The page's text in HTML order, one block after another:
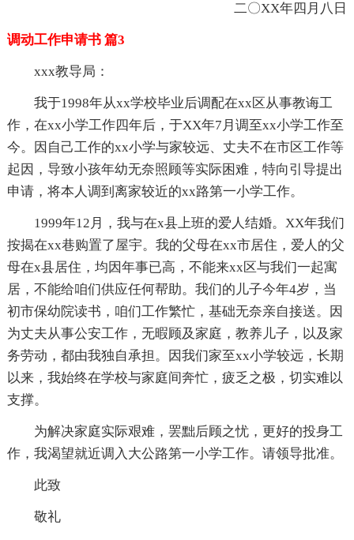
二〇XX年四月八日
调动工作申请书 篇3
xxx教导局：
我于1998年从xx学校毕业后调配在xx区从事教诲工
作，在xx小学工作四年后，于XX年7月调至xx小学工作至
今。因自己工作的xx小学与家较远、丈夫不在市区工作等
起因，导致小孩年幼无奈照顾等实际困难，特向引导提出
申请，将本人调到离家较近的xx路第一小学工作。
1999年12月，我与在x县上班的爱人结婚。XX年我们
按揭在xx巷购置了屋宇。我的父母在xx市居住，爱人的父
母在x县居住，均因年事已高，不能来xx区与我们一起寓
居，不能给咱们供应任何帮助。我们的儿子今年4岁，当
初市保幼院读书，咱们工作繁忙，基础无奈亲自接送。因
为丈夫从事公安工作，无暇顾及家庭，教养儿子，以及家
务劳动，都由我独自承担。因我们家至xx小学较远，长期
以来，我始终在学校与家庭间奔忙，疲乏之极，切实难以
支撑。
为解决家庭实际艰难，罢黜后顾之忧，更好的投身工
作，我渴望就近调入大公路第一小学工作。请领导批准。
此致
敬礼